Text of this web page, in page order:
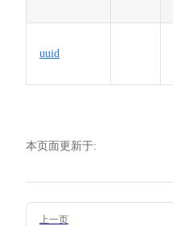
uuid
本页面更新于:
Pager
上一页